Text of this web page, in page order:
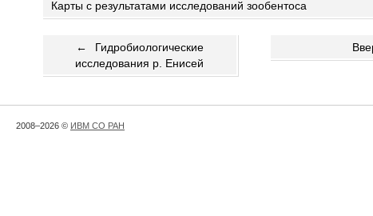
Карты с результатами исследований зообентоса
←
Гидробиологические
исследования р. Енисей
2008–2026 © ИВМ СО РАН